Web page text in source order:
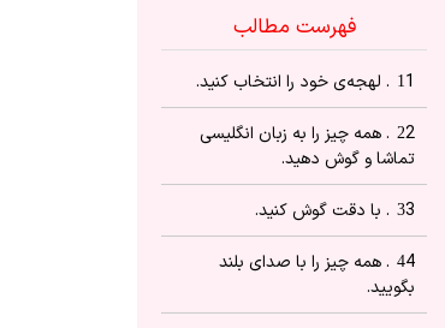
فهرست مطالب
11. لهجه‌ی خود را انتخاب کنید.
2 2. همه چیز را به زبان انگلیسی
تماشا و گوش دهید.
33. با دقت گوش کنید.
4 4. همه چیز را با صدای بلند
بگویید.